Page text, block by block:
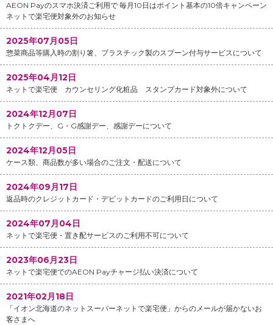
AEON Payのスマホ決済ご利用で 毎月10日はポイント基本の10倍キャンペーン
ネットで楽宅便対象外のお知らせ
2025年07月05日
惣菜商品等購入時の割り箸、プラスチック製のスプーン付与サービスについて
2025年04月12日
ネットで楽宅便 カウンセリング化粧品 スタンプカード対象外について
2024年12月07日
トクトクデー、G・G感謝デー、感謝デーについて
2024年12月05日
ケース類、商品数が多い場合のご注文・配送について
2024年09月17日
返品時のクレジットカード・デビットカードのご利用日について
2024年07月04日
ネットで楽宅便・置き配サービスのご利用不可について
2023年06月23日
ネットで楽宅便でのAEON Payチャージ払い決済について
2021年02月18日
「イオン北海道のネットスーパーネットで楽宅便」からのメールが届かないお
客さまへ